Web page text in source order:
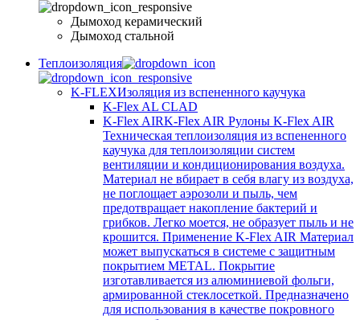
Дымоход керамический
Дымоход стальной
Теплоизоляция
K-FLEXИзоляция из вспененного каучука
K-Flex AL CLAD
K-Flex AIRK-Flex AIR Рулоны K-Flex AIR
Техническая теплоизоляция из вспененного
каучука для теплоизоляции систем
вентиляции и кондиционирования воздуха.
Материал не вбирает в себя влагу из воздуха,
не поглощает аэрозоли и пыль, чем
предотвращает накопление бактерий и
грибков. Легко моется, не образует пыль и не
крошится. Применение K-Flex AIR Материал
может выпускаться в системе c защитным
покрытием METAL. Покрытие
изготавливается из алюминиевой фольги,
армированной стеклосеткой. Предназначено
для использования в качестве покровного